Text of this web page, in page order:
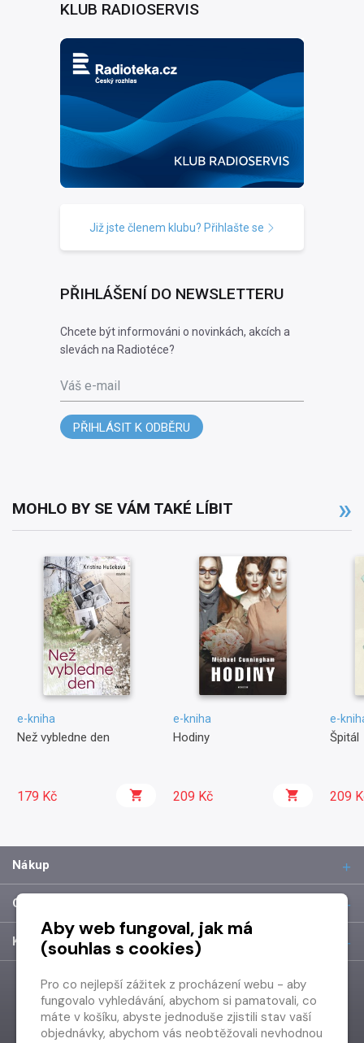
KLUB RADIOSERVIS
Již jste členem klubu? Přihlašte se
PŘIHLÁŠENÍ DO NEWSLETTERU
Chcete být informováni o novinkách, akcích a
slevách na Radiotéce?
Váš e-mail
PŘIHLÁSIT K ODBĚRU
MOHLO BY SE VÁM TAKÉ LÍBIT
e-kniha
Než vybledne den
179 Kč
e-kniha
Hodiny
209 Kč
e-
Špitál
209
Nákup
O společnosti
Kontakt
Aby web fungoval, jak má
(souhlas s cookies)
Pro co nejlepší zážitek z procházení webu - aby
fungovalo vyhledávání, abychom si pamatovali, co
máte v košíku, abyste jednoduše zjistili stav vaší
objednávky, abychom vás neobtěžovali nevhodnou